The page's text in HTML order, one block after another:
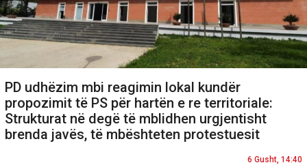
PD udhëzim mbi reagimin lokal kundër
propozimit të PS për hartën e re territoriale:
Strukturat në degë të mblidhen urgjentisht
brenda javës, të mbështeten protestuesit
6 Gusht, 14:40